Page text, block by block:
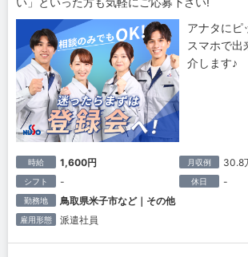
アナタにピ
スマホで出
介します♪
時給 1,600円 月収例 30.8
シフト - 休日 -
勤務地 鳥取県米子市など｜その他
雇用形態 派遣社員